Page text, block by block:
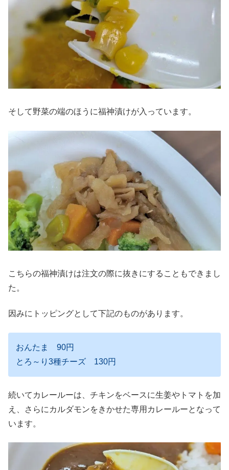
そして野菜の端のほうに福神漬けが入っています。
こちらの福神漬けは注文の際に抜きにすることもできまし
た。
因みにトッピングとして下記のものがあります。
おんたま 90円
とろ～り3種チーズ 130円
続いてカレールーは、チキンをベースに生姜やトマトを加
え、さらにカルダモンをきかせた専用カレールーとなって
います。